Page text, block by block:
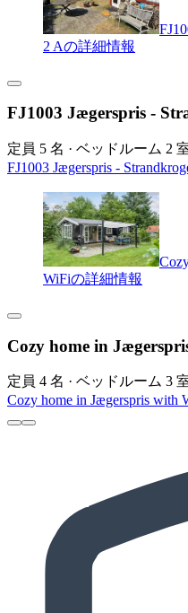
2 Aの詳細情報
FJ1003 Jægerspris -
定員 5 名 · ベッドルーム 2
FJ1003 Jægerspris -
WiFiの詳細情報
Cozy home in
定員 4 名 · ベッドルーム 3
Cozy home in Jægerspris with